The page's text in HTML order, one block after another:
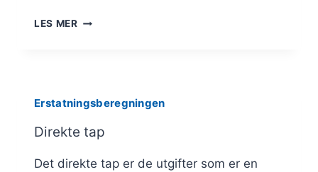
LES MERUTMÅLINGSREGLENE
Erstatningsberegningen
Direkte tap
Det direkte tap er de utgifter som er en